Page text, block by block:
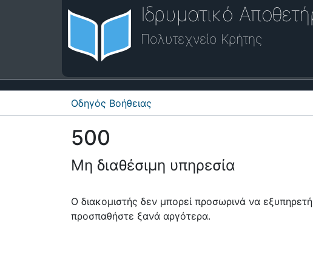
Ιδρυματικό
Πολυτεχνείο Κρήτης
Οδηγός Βοήθειας
500
Μη διαθέσιμη υπηρεσία
Ο διακομιστής δεν μπορεί προσωρινά να
προσπαθήστε ξανά αργότερα.